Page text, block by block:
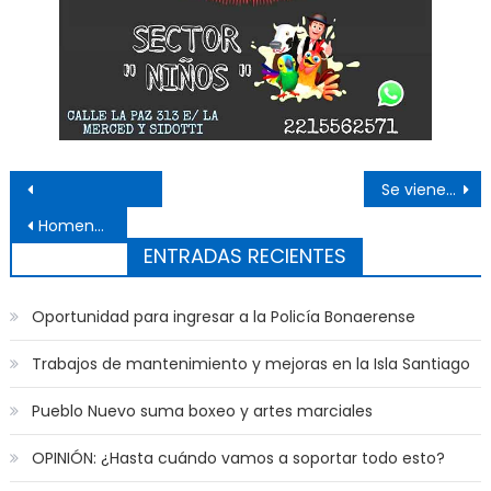
Navegación de entradas
Homenajean a la Virgen de El Dique
Se vienen tres noches de Carnaval en Ensenada
ENTRADAS RECIENTES
Oportunidad para ingresar a la Policía Bonaerense
Trabajos de mantenimiento y mejoras en la Isla Santiago
Pueblo Nuevo suma boxeo y artes marciales
OPINIÓN: ¿Hasta cuándo vamos a soportar todo esto?